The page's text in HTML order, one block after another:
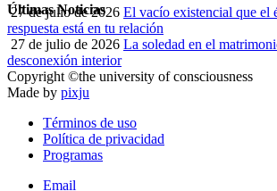
Últimas Noticias
27 de julio de 2026 El vacío existencial que el
respuesta está en tu relación
27 de julio de 2026 La soledad en el
desconexión interior
Copyright ©the university of consciousness
Made by pixju
Términos de uso
Política de privacidad
Programas
Email